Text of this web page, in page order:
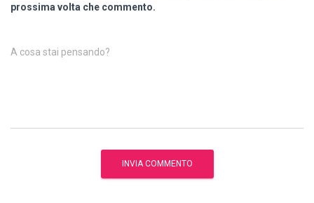
prossima volta che commento.
A cosa stai pensando?